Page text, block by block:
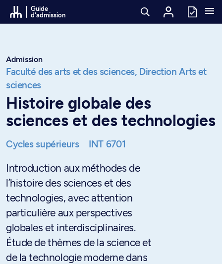
Passer au contenu
Guide
d'admission
Admission
Faculté des arts et des sciences, Direction Arts et
sciences
Histoire globale des
sciences et des technologies
Cycles supérieurs INT 6701
Introduction aux méthodes de
l’histoire des sciences et des
technologies, avec attention
particulière aux perspectives
globales et interdisciplinaires.
Étude de thèmes de la science et
de la technologie moderne dans